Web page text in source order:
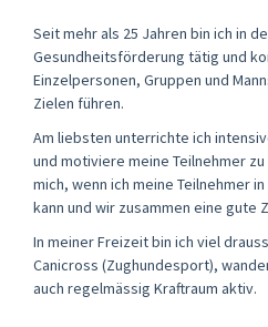
Seit mehr als 25 Jahren bin ich in
Gesundheitsförderung tätig und
Einzelpersonen, Gruppen und
Zielen führen.
Am liebsten unterrichte ich
und motiviere meine Teilnehmer
mich, wenn ich meine Teilnehmer
kann und wir zusammen eine gute
In meiner Freizeit bin ich viel
Canicross (Zughundesport),
auch regelmässig Kraftraum aktiv.